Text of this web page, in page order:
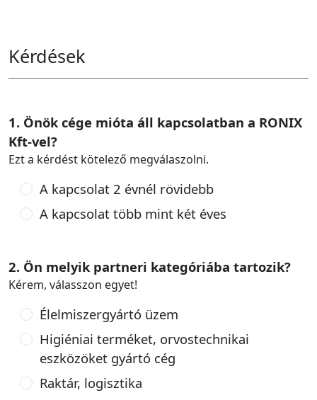
Kérdések
1. Önök cége mióta áll kapcsolatban a RONIX
Kft-vel?
Ezt a kérdést kötelező megválaszolni.
A kapcsolat 2 évnél rövidebb
A kapcsolat több mint két éves
2. Ön melyik partneri kategóriába tartozik?
Kérem, válasszon egyet!
Élelmiszergyártó üzem
Higiéniai terméket, orvostechnikai
eszközöket gyártó cég
Raktár, logisztika